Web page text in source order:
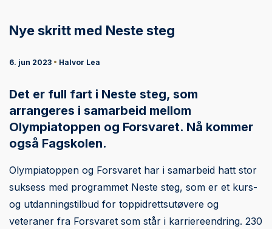
Nye skritt med Neste steg
6. jun 2023 • Halvor Lea
Det er full fart i Neste steg, som
arrangeres i samarbeid mellom
Olympiatoppen og Forsvaret. Nå kommer
også Fagskolen.
Olympiatoppen og Forsvaret har i samarbeid hatt stor
suksess med programmet Neste steg, som er et kurs-
og utdanningstilbud for toppidrettsutøvere og
veteraner fra Forsvaret som står i karriereendring. 230